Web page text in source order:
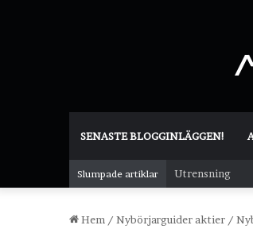
SENASTE BLOGGINLÄGGEN!
Slumpade artiklar Utrensning
Hem / Nybörjarguider aktier /